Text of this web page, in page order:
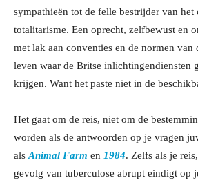
sympathieën tot de felle bestrijder van het
totalitarisme. Een oprecht, zelfbewust en
met lak aan conventies en de normen van
leven waar de Britse inlichtingendiensten
krijgen. Want het paste niet in de
Het gaat om de reis, niet om de
worden als de antwoorden op je vragen
als Animal Farm en 1984. Zelfs als je
gevolg van tuberculose abrupt eindigt op